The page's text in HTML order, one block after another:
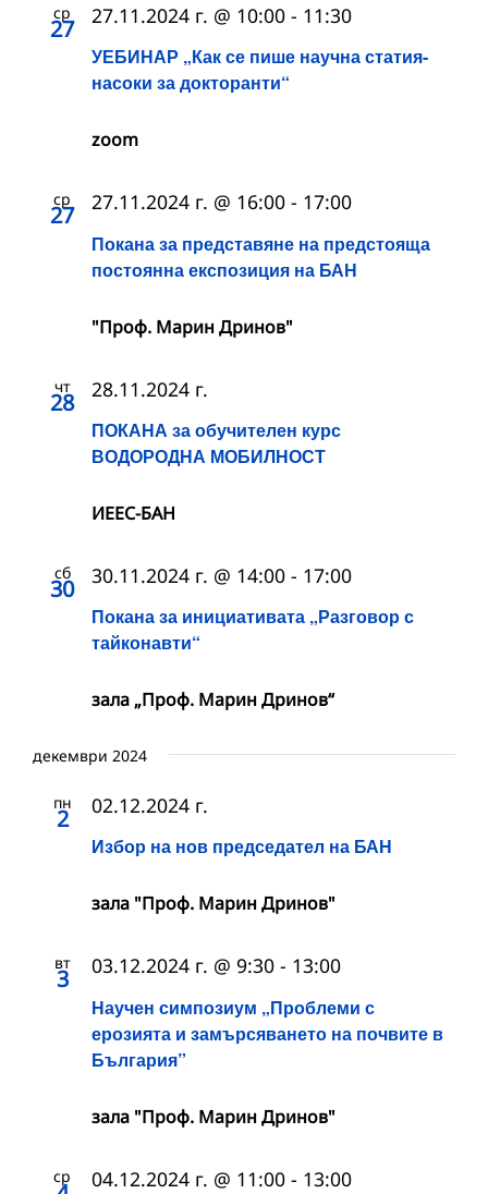
ср
27
УЕБИНАР „Как се пише научна статия-
насоки за докторанти“
27.11.2024 г. @ 10:00 - 11:30
zoom
ср
27
Покана за представяне на предстояща
постоянна експозиция на БАН
27.11.2024 г. @ 16:00 - 17:00
"Проф. Марин Дринов"
чт
28
ПОКАНА за обучителен курс
ВОДОРОДНА МОБИЛНОСТ
28.11.2024 г.
ИЕЕС-БАН
сб
30
Покана за инициативата „Разговор с
тайконавти“
30.11.2024 г. @ 14:00 - 17:00
зала „Проф. Марин Дринов“
декември 2024
пн
2
Избор на нов председател на БАН
02.12.2024 г.
зала "Проф. Марин Дринов"
вт
3
Научен симпозиум „Проблеми с
ерозията и замърсяването на почвите в
България”
03.12.2024 г. @ 9:30 - 13:00
зала "Проф. Марин Дринов"
ср 04.12.2024 г. @ 11:00 - 13:00